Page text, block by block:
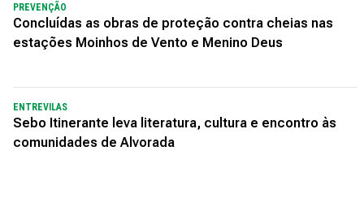
PREVENÇÃO
Concluídas as obras de proteção contra cheias nas
estações Moinhos de Vento e Menino Deus
ENTREVILAS
Sebo Itinerante leva literatura, cultura e encontro às
comunidades de Alvorada